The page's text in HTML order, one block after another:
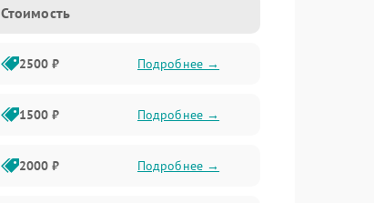
Стоимость
2500 ₽ Подробнее →
1500 ₽ Подробнее →
2000 ₽ Подробнее →